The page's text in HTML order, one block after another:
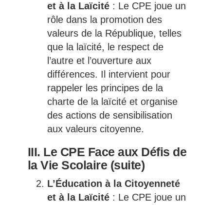
et à la Laïcité: Le CPE joue un
rôle dans la promotion des
valeurs de la République, telles
que la laïcité, le respect de
l’autre et l’ouverture aux
différences. Il intervient pour
rappeler les principes de la
charte de la laïcité et organise
des actions de sensibilisation
aux valeurs citoyenne.
III. Le CPE Face aux Défis de
la Vie Scolaire (suite)
L’Éducation à la Citoyenneté
et à la Laïcité: Le CPE joue un